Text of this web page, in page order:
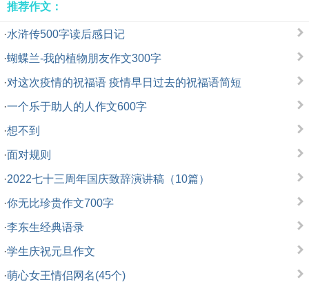
推荐作文：
·水浒传500字读后感日记
·蝴蝶兰-我的植物朋友作文300字
·对这次疫情的祝福语 疫情早日过去的祝福语简短
·一个乐于助人的人作文600字
·想不到
·面对规则
·2022七十三周年国庆致辞演讲稿（10篇）
·你无比珍贵作文700字
·李东生经典语录
·学生庆祝元旦作文
·萌心女王情侣网名(45个)